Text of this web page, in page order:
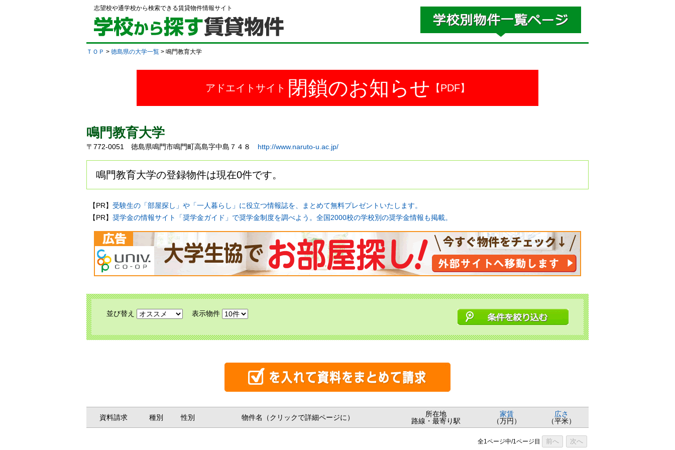
志望校や通学校から検索できる賃貸物件情報サイト
ＴＯＰ > 徳島県の大学一覧 > 鳴門教育大学
アドエイトサイト 閉鎖のお知らせ 【PDF】
鳴門教育大学
〒772-0051 徳島県鳴門市鳴門町高島字中島７４８ http://www.naruto-u.ac.jp/
鳴門教育大学の登録物件は現在0件です。
【PR】 受験生の「部屋探し」や「一人暮らし」に役立つ情報誌を、まとめて無料プレゼントいたします。
【PR】 奨学金の情報サイト「奨学金ガイド」で奨学金制度を調べよう。全国2000校の学校別の奨学金情報も掲載。
並び替え 表示物件
資料請求 種別 性別 物件名（クリックで詳細ページに）
所在地
路線・最寄り駅
家賃
（万円）
広さ
（平米）
全1ページ中/1ページ目 前へ 次へ